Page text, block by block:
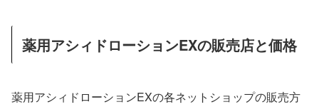
薬用アシィドローションEXの販売店と価格
薬用アシィドローションEXの各ネットショップの販売方